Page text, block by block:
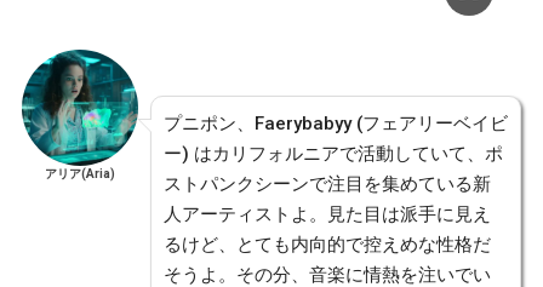
アリア(Aria)
プニポン、Faerybabyy (フェアリーベイビ
ー) はカリフォルニアで活動していて、ポ
ストパンクシーンで注目を集めている新
人アーティストよ。見た目は派手に見え
るけど、とても内向的で控えめな性格だ
そうよ。その分、音楽に情熱を注いでい